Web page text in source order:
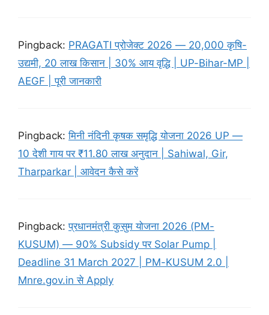
Pingback: PRAGATI प्रोजेक्ट 2026 — 20,000 कृषि-
उद्यमी, 20 लाख किसान | 30% आय वृद्धि | UP-Bihar-MP |
AEGF | पूरी जानकारी
Pingback:मिनी नंदिनी कृषक समृद्धि योजना 2026 UP —
10 देशी गाय पर ₹11.80 लाख अनुदान | Sahiwal, Gir,
Tharparkar | आवेदन कैसे करें
Pingback:प्रधानमंत्री कुसुम योजना 2026 (PM-
KUSUM) — 90% Subsidy पर Solar Pump |
Deadline 31 March 2027 | PM-KUSUM 2.0 |
Mnre.gov.in से Apply